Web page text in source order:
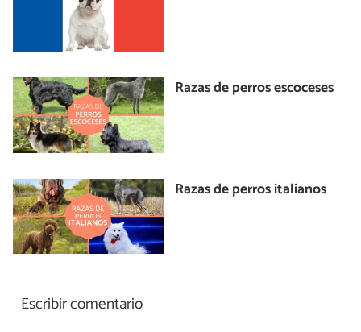
Razas de perros escoceses
Razas de perros italianos
Escribir comentario